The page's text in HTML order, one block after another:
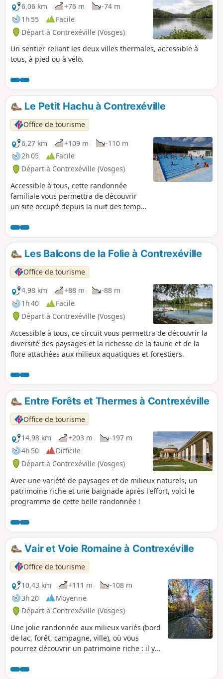
6,06 km
+76 m
-74 m
1h 55
Facile
Départ à Contrexéville (Vosges)
Un sentier reliant les deux villes thermales, accessible à
tous, à pied ou à vélo.
Le Petit Hachu à Contrexéville
Office de tourisme
6,27 km
+109 m
-110 m
2h 05
Facile
Départ à Contrexéville (Vosges)
Accessible à tous, cette randonnée
familiale vous permettra de découvrir
un site occupé depuis la nuit des temps.
vous pourrez découvrir des orchidées
dans les forêts environnantes.
Les Balcons de la Folie à Contrexéville
Office de tourisme
4,98 km
+88 m
-88 m
1h 40
Facile
Départ à Contrexéville (Vosges)
Accessible à tous, ce circuit vous permettra de découvrir la
diversité des paysages et la richesse de la faune et de la
flore attachées aux milieux aquatiques et forestiers.
Entre Forêts et Thermes à Contrexéville
Office de tourisme
14,98 km
+203 m
-197 m
4h 50
Difficile
Départ à Contrexéville (Vosges)
Avec une variété de paysages et de milieux naturels, un
patrimoine riche et une baignade après l'effort, voici le
programme de cette belle randonnée !
Vair et Voie Romaine à Contrexéville
Office de tourisme
10,43 km
+111 m
-108 m
3h 20
Moyenne
Départ à Contrexéville (Vosges)
Une jolie randonnée aux milieux variés (bord
de lac, forêt, campagne, ville), où vous
pourrez découvrir un patrimoine riche : il y